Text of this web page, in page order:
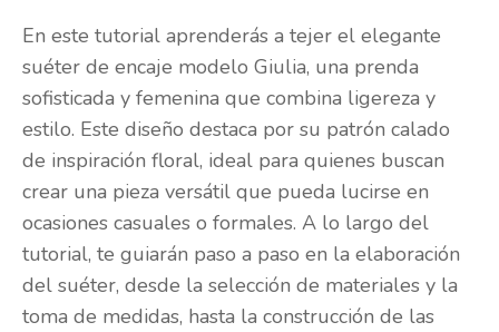
En este tutorial aprenderás a tejer el elegante
suéter de encaje modelo Giulia, una prenda
sofisticada y femenina que combina ligereza y
estilo. Este diseño destaca por su patrón calado
de inspiración floral, ideal para quienes buscan
crear una pieza versátil que pueda lucirse en
ocasiones casuales o formales. A lo largo del
tutorial, te guiarán paso a paso en la elaboración
del suéter, desde la selección de materiales y la
toma de medidas, hasta la construcción de las